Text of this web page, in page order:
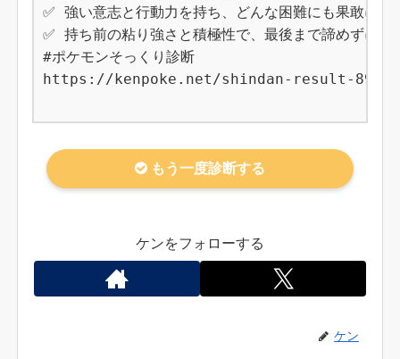
✅ 強い意志と行動力を持ち、どんな困難にも果敢に立
✅ 持ち前の粘り強さと積極性で、最後まで諦めずに物
#ポケモンそっくり診断
https://kenpoke.net/shindan-result-892
もう一度診断する
ケンをフォローする
ケン